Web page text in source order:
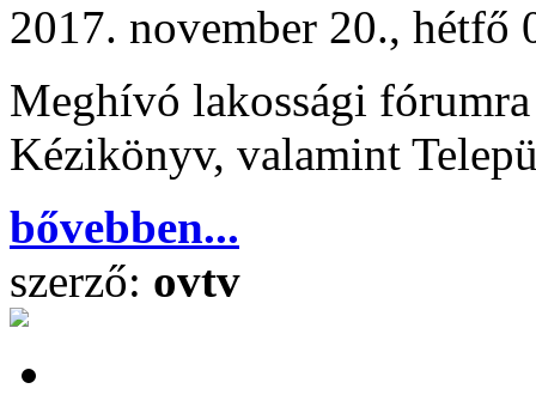
2017. november 20., hétfő
Meghívó lakossági
Kézikönyv, valamint
bővebben...
szerző: ovtv